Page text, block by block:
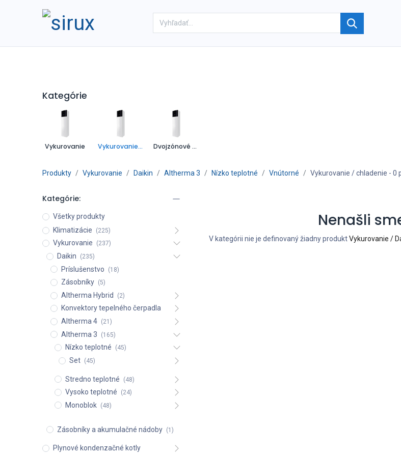
Kategórie
Vykurovanie Vykurovanie / chladenie Dvojzónové vykurovanie
Produkty Vykurovanie Daikin Altherma 3 Nízko teplotné Vnútorné Vykurovanie / chladenie - 0
Kategórie:
Všetky produkty
Klimatizácie
(225)
Vykurovanie (237)
Daikin (235)
Príslušenstvo (18)
Zásobníky (5)
Altherma Hybrid (2)
Konvektory tepelného čerpadla
Altherma 4
(21)
Altherma 3 (165)
Nízko teplotné (45)
Set (45)
Stredno teplotné (48)
Vysoko teplotné (24)
Monoblok (48)
Zásobníky a akumulačné nádoby (1)
Plynové kondenzačné kotly
Nenašli
V kategórii nie je definovaný žiadny produktVykurovanie /